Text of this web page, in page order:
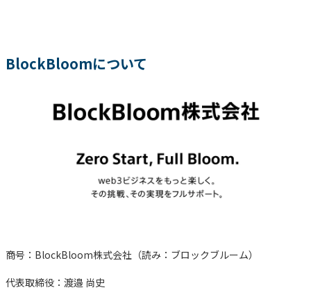
BlockBloomについて
商号：BlockBloom株式会社（読み：ブロックブルーム）
代表取締役：渡邉 尚史